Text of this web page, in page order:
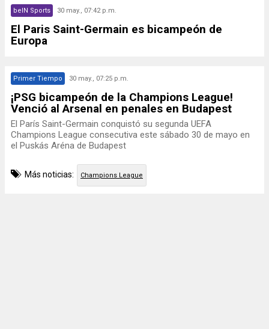
beIN Sports 30 may., 07:42 p.m.
El Paris Saint-Germain es bicampeón de
Europa
Primer Tiempo 30 may., 07:25 p.m.
¡PSG bicampeón de la Champions League!
Venció al Arsenal en penales en Budapest
El París Saint-Germain conquistó su segunda UEFA
Champions League consecutiva este sábado 30 de mayo en
el Puskás Aréna de Budapest
Más noticias: Champions League